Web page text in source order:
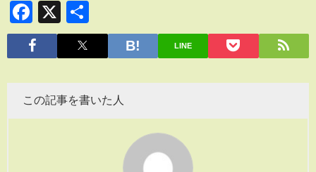
Facebook
X
有
LINE
この記事を書いた人